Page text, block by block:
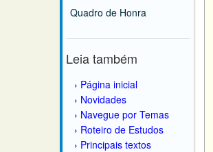
Quadro de Honra
Leia também
Página inicial
Novidades
Navegue por Temas
Roteiro de Estudos
Principais textos